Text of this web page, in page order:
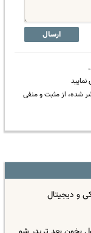
ارسال
شده، از مثبت و منفی
و دیجیتال